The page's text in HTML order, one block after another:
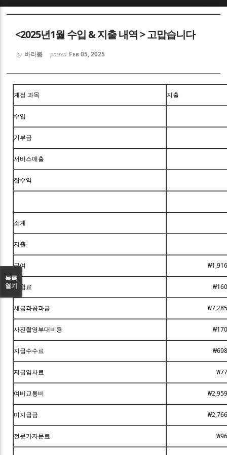
<2025년1월 수입 & 지출 내역 > 고맙습니다
by 바라봄 posted Feb 05, 2025
계정 과목 지출
수입
기부금
서비스매출
잡수익
소계
지출
급여
보험료
세금과공과금
사진촬영부대비용
지급수수료
지급임차료
여비교통비
미지급금
전문가자문료
목록
열기
Sketchbook5, 스케치북5
Sketchbook5, 스케치북5